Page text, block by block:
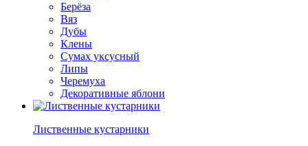
Берёза
Вяз
Дубы
Клены
Сумах уксусный
Липы
Черемуха
Декоративные яблони
Лиственные кустарники